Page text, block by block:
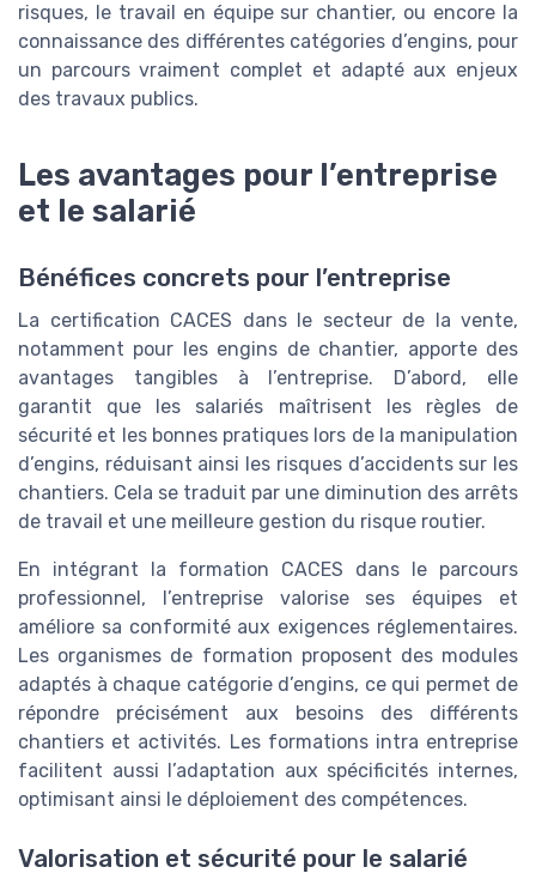
risques, le travail en équipe sur chantier, ou encore la
connaissance des différentes catégories d’engins, pour
un parcours vraiment complet et adapté aux enjeux
des travaux publics.
Les avantages pour l’entreprise
et le salarié
Bénéfices concrets pour l’entreprise
La certification CACES dans le secteur de la vente,
notamment pour les engins de chantier, apporte des
avantages tangibles à l’entreprise. D’abord, elle
garantit que les salariés maîtrisent les règles de
sécurité et les bonnes pratiques lors de la manipulation
d’engins, réduisant ainsi les risques d’accidents sur les
chantiers. Cela se traduit par une diminution des arrêts
de travail et une meilleure gestion du risque routier.
En intégrant la formation CACES dans le parcours
professionnel, l’entreprise valorise ses équipes et
améliore sa conformité aux exigences réglementaires.
Les organismes de formation proposent des modules
adaptés à chaque catégorie d’engins, ce qui permet de
répondre précisément aux besoins des différents
chantiers et activités. Les formations intra entreprise
facilitent aussi l’adaptation aux spécificités internes,
optimisant ainsi le déploiement des compétences.
Valorisation et sécurité pour le salarié